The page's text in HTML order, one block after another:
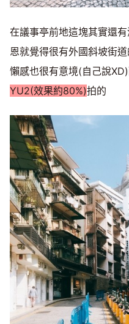
在議事亭前地這塊其實還
恩就覺得很有外國斜坡街
懶感也很有意境(自己說
YU2(效果約80%)拍的